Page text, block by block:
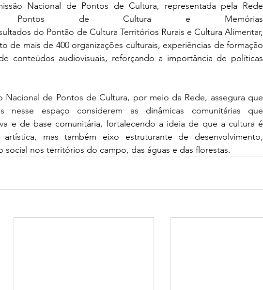
Nacional de Pontos de Cultura, representada pela Rede
Pontos de Cultura e Memórias
do Pontão de Cultura Territórios Rurais e Cultura Alimentar,
de mais de 400 organizações culturais, experiências de formação
conteúdos audiovisuais, reforçando a importância de políticas
Nacional de Pontos de Cultura, por meio da Rede, assegura que
nesse espaço considerem as dinâmicas comunitárias que
e de base comunitária, fortalecendo a ideia de que a cultura é
mas também eixo estruturante de desenvolvimento,
social nos territórios do campo, das águas e das florestas.